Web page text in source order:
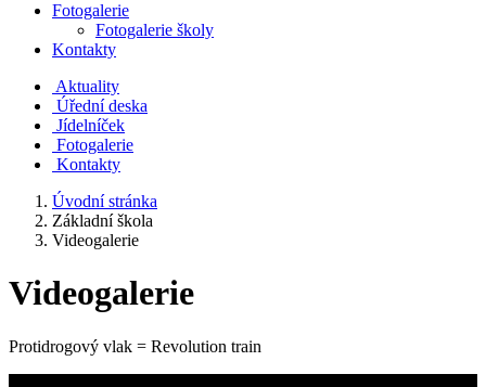
Fotogalerie
Fotogalerie školy
Kontakty
Aktuality
Úřední deska
Jídelníček
Fotogalerie
Kontakty
Úvodní stránka
Základní škola
Videogalerie
Videogalerie
Protidrogový vlak = Revolution train